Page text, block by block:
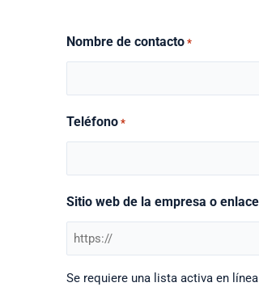
Nombre de contacto *
Teléfono *
Sitio web de la empresa o
Se requiere una lista activa en